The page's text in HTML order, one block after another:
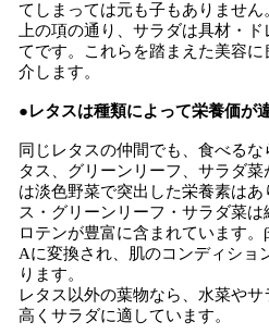
てしまっては元も子もありません
上の項の通り、サラダは具材・
てです。これらを踏まえた美容
介します。
●レタスは種類によって栄養価が
同じレタスの仲間でも、食べる
タス、グリーンリーフ、サラダ
は淡色野菜で突出した栄養素は
ス・グリーンリーフ・サラダ菜
ロテンが豊富に含まれています
Aに変換され、肌のコンディショ
ります。
レタス以外の葉物なら、水菜や
高くサラダに適しています。